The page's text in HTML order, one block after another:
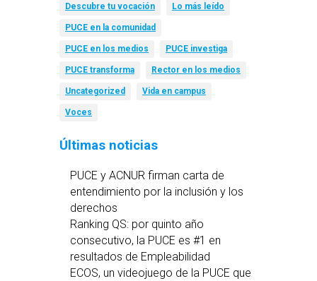
Descubre tu vocación Lo más leído
PUCE en la comunidad
PUCE en los medios PUCE investiga
PUCE transforma Rector en los medios
Uncategorized Vida en campus
Voces
Últimas noticias
PUCE y ACNUR firman carta de
entendimiento por la inclusión y los
derechos
Ranking QS: por quinto año
consecutivo, la PUCE es #1 en
resultados de Empleabilidad
ECOS, un videojuego de la PUCE que